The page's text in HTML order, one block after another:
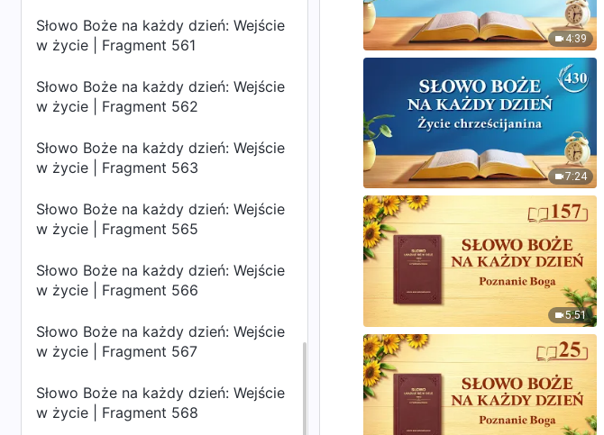
Słowo Boże na każdy dzień: Wejście
w życie | Fragment 561
Słowo Boże na każdy dzień: Wejście
w życie | Fragment 562
Słowo Boże na każdy dzień: Wejście
w życie | Fragment 563
Słowo Boże na każdy dzień: Wejście
w życie | Fragment 565
Słowo Boże na każdy dzień: Wejście
w życie | Fragment 566
Słowo Boże na każdy dzień: Wejście
w życie | Fragment 567
Słowo Boże na każdy dzień: Wejście
w życie | Fragment 568
4:39
7:24
5:51